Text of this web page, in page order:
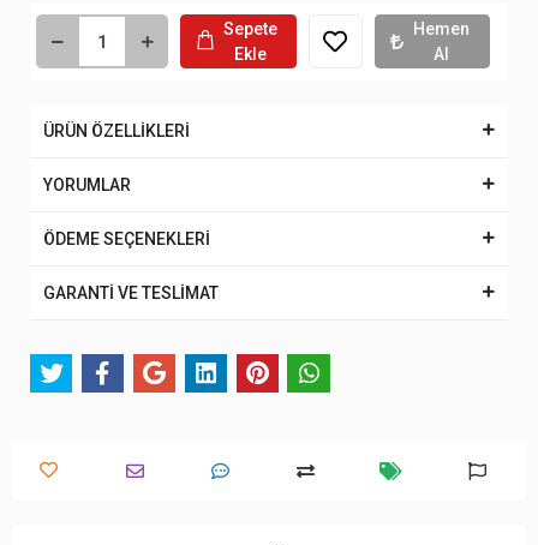
Sepete
Ekle
Hemen
Al
ÜRÜN ÖZELLİKLERİ
YORUMLAR
ÖDEME SEÇENEKLERİ
GARANTİ VE TESLİMAT